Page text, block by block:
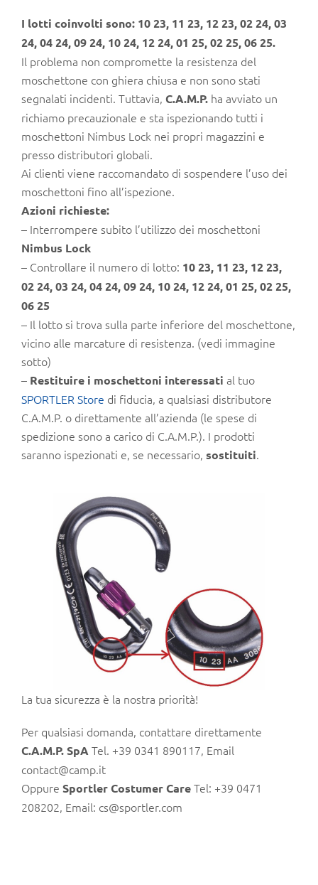
I lotti coinvolti sono: 10 23, 11 23, 12 23, 02 24, 03
24, 04 24, 09 24, 10 24, 12 24, 01 25, 02 25, 06 25.
Il problema non compromette la resistenza del
moschettone con ghiera chiusa e non sono stati
segnalati incidenti. Tuttavia, C.A.M.P.ha avviato un
richiamo precauzionale e sta ispezionando tutti i
moschettoni Nimbus Lock nei propri magazzini e
presso distributori globali.
Ai clienti viene raccomandato di sospendere l’uso dei
moschettoni fino all’ispezione.
Azioni richieste:
– Interrompere subito l’utilizzo dei moschettoni
Nimbus Lock
– Controllare il numero di lotto: 10 23, 11 23, 12 23,
02 24, 03 24, 04 24, 09 24, 10 24, 12 24, 01 25, 02 25,
06 25
– Il lotto si trova sulla parte inferiore del moschettone,
vicino alle marcature di resistenza. (vedi immagine
sotto)
– Restituire i moschettoni interessati al tuo
SPORTLER Store di fiducia, a qualsiasi distributore
C.A.M.P. o direttamente all’azienda (le spese di
spedizione sono a carico di C.A.M.P.). I prodotti
saranno ispezionati e, se necessario, sostituiti.
La tua sicurezza è la nostra priorità!
Per qualsiasi domanda, contattare direttamente
C.A.M.P. SpATel. +39 0341 890117, Email
contact@camp.it
Oppure Sportler Costumer CareTel: +39 0471
208202, Email: cs@sportler.com